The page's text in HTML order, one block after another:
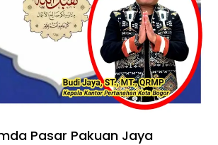
Pasar Pakuan Jaya